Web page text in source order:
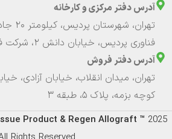
آدرس دفتر مرکزی و کارخانه
فناوری پردیس، خیابان دانش 2، شرکت فرآورده بافت ایرانیان
آدرس دفتر فروش
تهران، میدان انقلاب، خیابان آزادی،
کوچه بزمه، پلاک 5، طبقه ۳
Product & Regen Allograft ™ 2025